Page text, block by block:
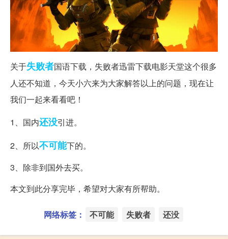
关于失败者国语下载，失败者迅雷下载电影天堂这个很多
人还不知道，今天小六来为大家解答以上的问题，现在让
我们一起来看看吧！
1、国内还没引进。
2、所以不可能下的。
3、除非到国外去买。
本文到此分享完毕，希望对大家有所帮助。
网络标签： 不可能 失败者 还没